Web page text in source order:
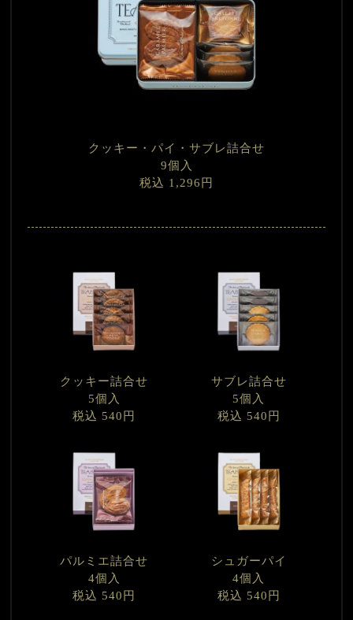
クッキー・パイ・サブレ詰合せ
9個入
税込 1,296円
クッキー詰合せ
5個入
税込 540円
サブレ詰合せ
5個入
税込 540円
パルミエ詰合せ
4個入
税込 540円
シュガーパイ
4個入
税込 540円